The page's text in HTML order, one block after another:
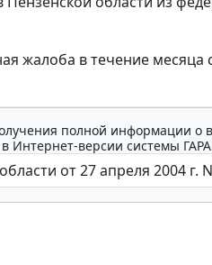
жалоба в течение месяца
полной информации о
Интернет-версии системы